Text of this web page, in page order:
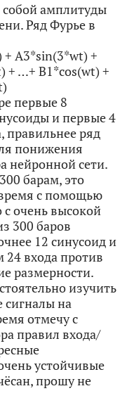
собой амплитуды
Ряд Фурье в
A3*sin(3*wt) +
+ …+ B1*cos(wt) +
первые 8
и первые 4
правильнее ряд
понижения
нейронной сети.
барам, это
с помощью
очень высокой
300 баров
12 синусоид и
24 входа против
размерности.
изучить
сигналы на
отмечу с
правил входа/
устойчивые
прошу не